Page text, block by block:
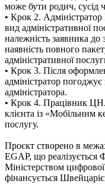
може бути родич, сусід
• Крок 2.
вид адміністративної
належність заявника до
наявність повного
адміністративної
• Крок 3. Після
адміністратор
адміністратора.
• Крок 4. Працівник
клієнта із «Мобільним
послугу.
Проєкт створено в
EGAP, що реалізується
Міністерством
фінансується